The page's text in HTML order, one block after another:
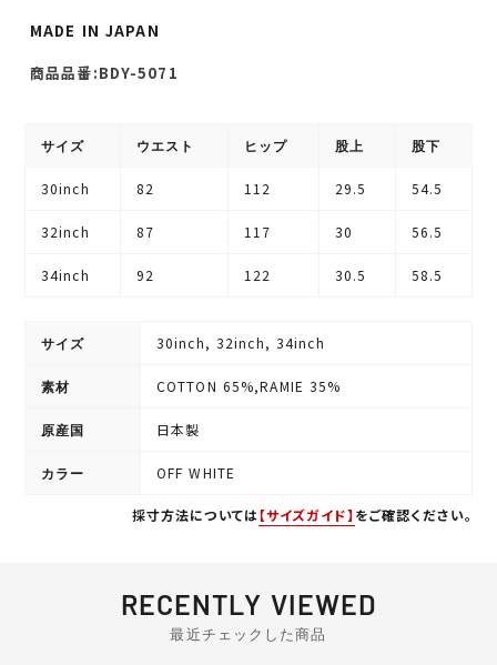
MADE IN JAPAN
商品品番:BDY-5071
サイズ ウエスト ヒップ 股上 股下
30inch 82 112 29.5 54.5
32inch 87 117 30 56.5
34inch 92 122 30.5 58.5
サイズ 30inch, 32inch, 34inch
素材 COTTON 65%,RAMIE 35%
原産国 日本製
カラー OFF WHITE
採寸方法については【サイズガイド】 をご確認ください。
RECENTLY VIEWED
最近チェックした商品